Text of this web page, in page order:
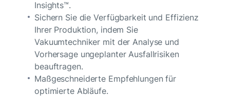
Insights™.
Sichern Sie die Verfügbarkeit und Effizienz
Ihrer Produktion, indem Sie
Vakuumtechniker mit der Analyse und
Vorhersage ungeplanter Ausfallrisiken
beauftragen.
Maßgeschneiderte Empfehlungen für
optimierte Abläufe.